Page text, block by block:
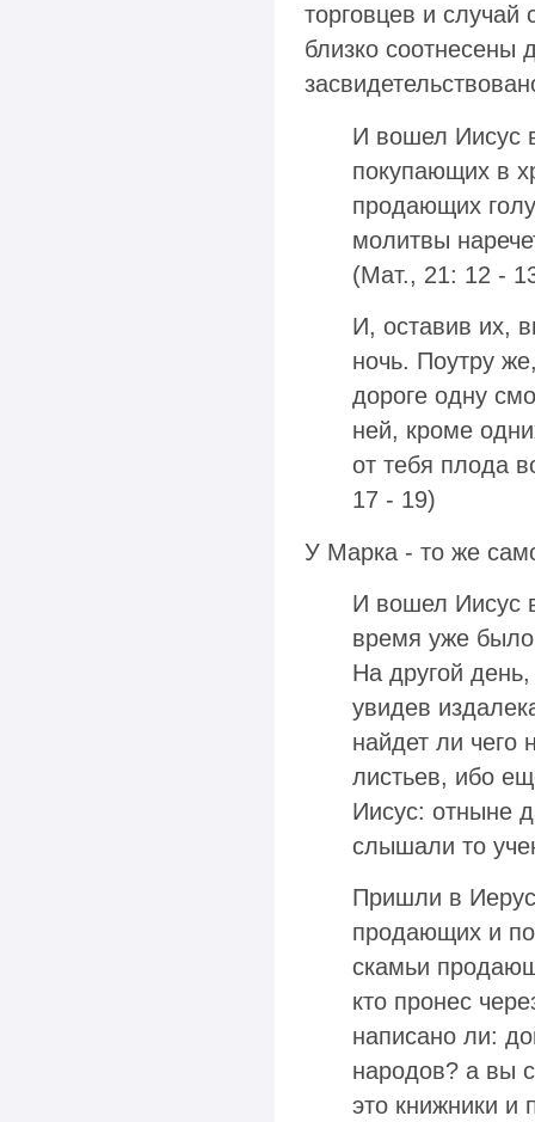
торговцев и
близко соотнесены
И вошел Иисус
покупающих в
продающих
молитвы
(Мат., 21: 12 -
И, оставив их,
ночь. Поутру
дороге одну
ней, кроме
от тебя плода
17 - 19)
У Марка - то же
И вошел Иисус
время уже
На другой
увидев
найдет ли чего
листьев, ибо
Иисус: отныне
слышали то
Пришли в
продающих и
скамьи
кто пронес
написано ли:
народов? а вы
это книжники и